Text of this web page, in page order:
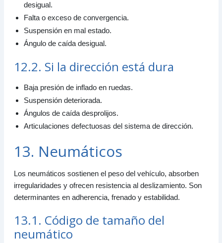
desigual.
Falta o exceso de convergencia.
Suspensión en mal estado.
Ángulo de caída desigual.
12.2. Si la dirección está dura
Baja presión de inflado en ruedas.
Suspensión deteriorada.
Ángulos de caída desprolijos.
Articulaciones defectuosas del sistema de dirección.
13. Neumáticos
Los neumáticos sostienen el peso del vehículo, absorben
irregularidades y ofrecen resistencia al deslizamiento. Son
determinantes en adherencia, frenado y estabilidad.
13.1. Código de tamaño del
neumático